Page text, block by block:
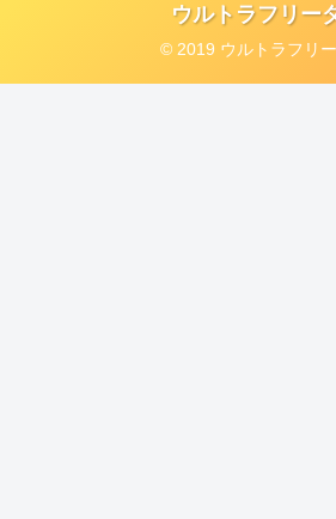
ウルトラフリー
© 2019 ウルトラフリー